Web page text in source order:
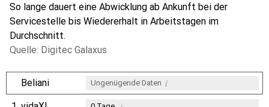
So lange dauert eine Abwicklung ab Ankunft bei der
Servicestelle bis Wiedererhalt in Arbeitstagen im
Durchschnitt.
Quelle: Digitec Galaxus
Beliani Ungenügende Daten i